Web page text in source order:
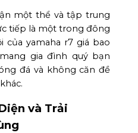
một thể và tập trung
tiếp là một trong đông
của yamaha r7 giá bao
gia đình quý bạn
đá và không căn đề
và Trải